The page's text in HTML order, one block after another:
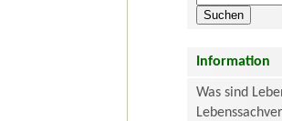
Information
Was sind